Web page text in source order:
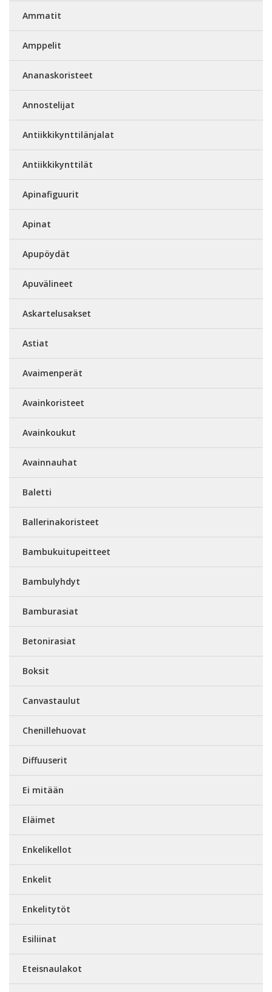
Ammatit
Amppelit
Ananaskoristeet
Annostelijat
Antiikkikynttilänjalat
Antiikkikynttilät
Apinafiguurit
Apinat
Apupöydät
Apuvälineet
Askartelusakset
Astiat
Avaimenperät
Avainkoristeet
Avainkoukut
Avainnauhat
Baletti
Ballerinakoristeet
Bambukuitupeitteet
Bambulyhdyt
Bamburasiat
Betonirasiat
Boksit
Canvastaulut
Chenillehuovat
Diffuuserit
Ei mitään
Eläimet
Enkelikellot
Enkelit
Enkelitytöt
Esiliinat
Eteisnaulakot